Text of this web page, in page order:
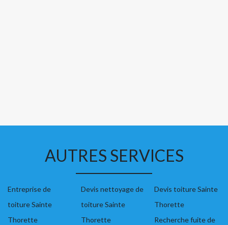
AUTRES SERVICES
Entreprise de
toiture Sainte
Thorette
Devis nettoyage de
toiture Sainte
Thorette
Devis toiture Sainte
Thorette
Recherche fuite de